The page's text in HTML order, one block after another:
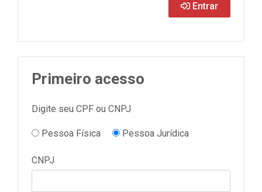
Entrar
Primeiro acesso
Digite seu CPF ou CNPJ
Pessoa Física Pessoa Jurídica
CNPJ